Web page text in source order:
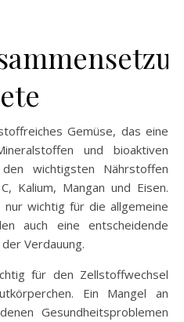
Gemüse, das eine
und bioaktiven
wichtigsten Nährstoffen
Kalium, Mangan und Eisen.
wichtig für die allgemeine
auch eine entscheidende
Verdauung.
für den Zellstoffwechsel
Ein Mangel an
Gesundheitsproblemen